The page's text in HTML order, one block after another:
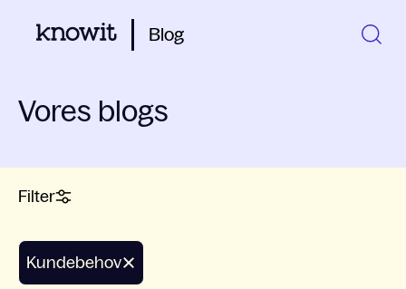
Blog
Vores blogs
Filter
kundebehov